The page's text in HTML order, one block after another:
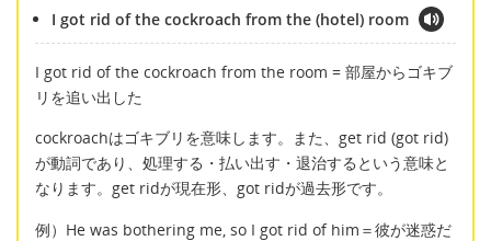
I got rid of the cockroach from the (hotel) room
I got rid of the cockroach from the room = 部屋からゴキブ
リを追い出した
cockroachはゴキブリを意味します。また、get rid (got rid)
が動詞であり、処理する・払い出す・退治するという意味と
なります。get ridが現在形、got ridが過去形です。
例）He was bothering me, so I got rid of him＝彼が迷惑だ